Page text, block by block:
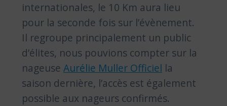
internationales, le 10 Km aura lieu
pour la seconde fois sur l’évènement.
Il regroupe principalement un public
d’élites, nous pouvions compter sur la
nageuse Aurélie Muller Officiel la
saison dernière, l’accès est également
possible aux nageurs confirmés.